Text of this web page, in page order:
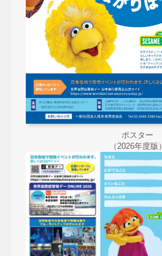
ポスター
（2026年度版）